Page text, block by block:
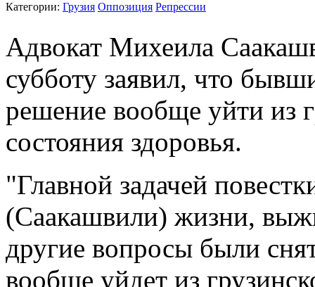
Категории: Грузия Оппозиция Репрессии
Адвокат Михеила
субботу заявил, что
решение вообще уйти из
состояния здоровья.
"Главной задачей
(Саакашвили) жизни,
другие вопросы были
вообще уйдет из